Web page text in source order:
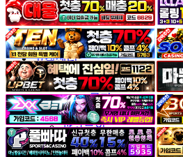
스포츠
기타
야썰
고객센터
공지&이벤트
공지
1:1문의
광고문의